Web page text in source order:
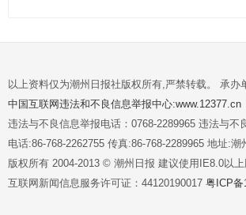
以上资料仅为潮州日报社版权所有,严禁转载。 承办
中国互联网违法和不良信息举报中心:www.12377.cn
违法与不良信息举报电话：0768-2289965 违法与
电话:86-768-2262755 传真:86-768-2289965 地址:
版权所有 2004-2013 © 潮州日报 建议使用IE8.0以
互联网新闻信息服务许可证：44120190017 粤ICP备